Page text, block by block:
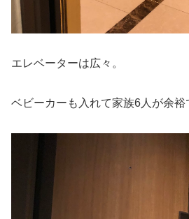
エレベーターは広々。
ベビーカーも入れて家族6人が余裕